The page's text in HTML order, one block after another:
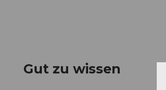
Gut zu wissen